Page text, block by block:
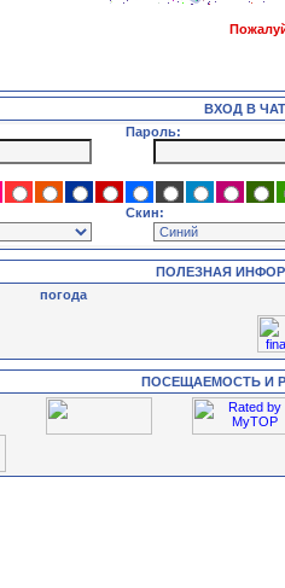
ВХОД В ЧАТ
Пароль:
Скин:
ПОЛЕЗНАЯ
погода
ПОСЕЩАЕМОСТЬ И